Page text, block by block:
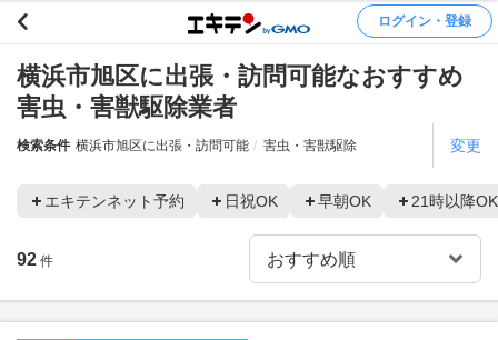
ログイン・登録
横浜市旭区に出張・訪問可能なおすすめ
害虫・害獣駆除業者
検索条件 横浜市旭区に出張・訪問可能 害虫・害獣駆除 変更
エキテンネット予約 日祝OK 早朝OK 21時以降OK
92 件